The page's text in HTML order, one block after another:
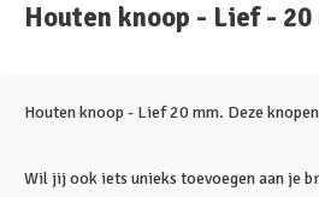
Houten knoop - Lief - 20
Houten knoop - Lief 20 mm. Deze
Wil jij ook iets unieks toevoegen aan je